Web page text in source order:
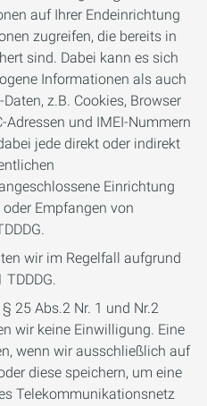
auf Ihrer Endeinrichtung
zugreifen, die bereits in
sind. Dabei kann es sich
Informationen als auch
z.B. Cookies, Browser
Adressen und IMEI-Nummern
jede direkt oder indirekt
Einrichtung
Empfangen von
wir im Regelfall aufgrund
25 Abs.2 Nr. 1 und Nr.2
wir keine Einwilligung. Eine
wenn wir ausschließlich auf
diese speichern, um eine
Telekommunikationsnetz